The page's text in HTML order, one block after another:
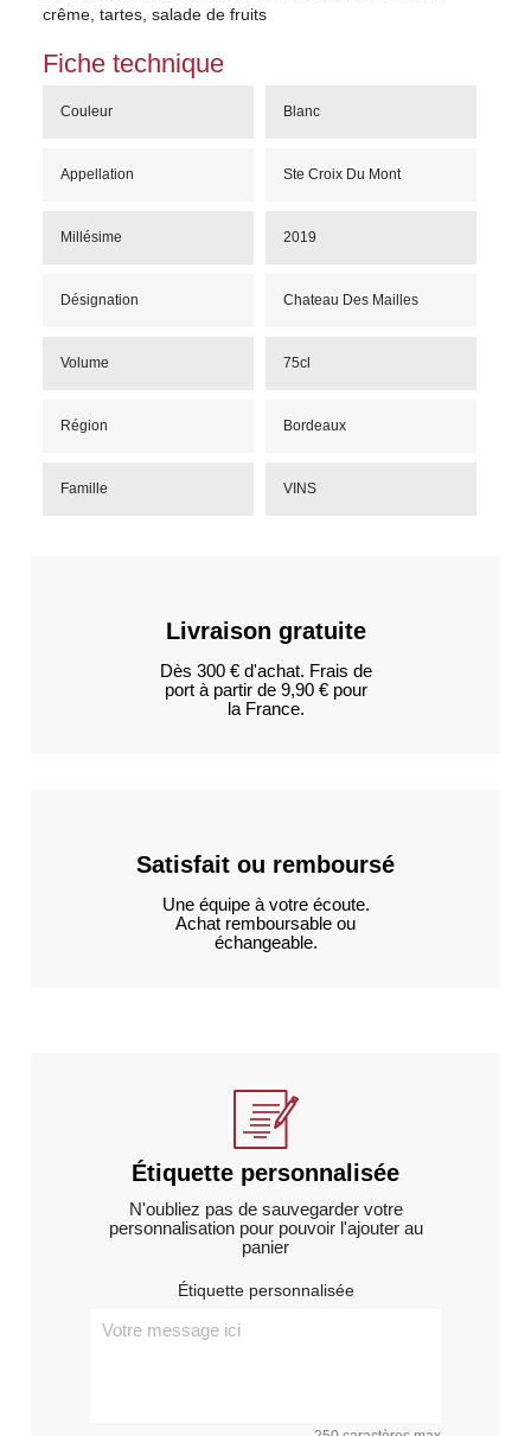
crême, tartes, salade de fruits
Fiche technique
Couleur Blanc
Appellation Ste Croix Du Mont
Millésime 2019
Désignation Chateau Des Mailles
Volume 75cl
Région Bordeaux
Famille VINS
Livraison gratuite
Dès 300 € d'achat. Frais de
port à partir de 9,90 € pour
la France.
Satisfait ou remboursé
Une équipe à votre écoute.
Achat remboursable ou
échangeable.
Étiquette personnalisée
N'oubliez pas de sauvegarder votre
personnalisation pour pouvoir l'ajouter au
panier
Étiquette personnalisée